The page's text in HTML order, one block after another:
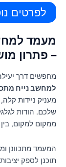
לפרטים
מעמד
– פתרון
מחפשים דרך
למחשב נייח
מעניק ניידות
שלכם. הודות
ממקום למקום,
המעמד מתכוונן
תוכנן לספק